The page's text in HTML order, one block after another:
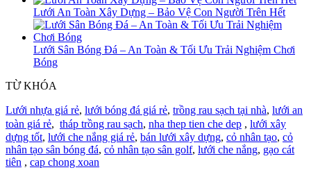
Lưới An Toàn Xây Dựng – Bảo Vệ Con Người Trên Hết
Lưới Sân Bóng Đá – An Toàn & Tối Ưu Trải Nghiệm Chơi
Bóng
TỪ KHÓA
Lưới nhựa giá rẻ, lưới bóng đá giá rẻ, trồng rau sạch tại nhà, lưới an
toàn giá rẻ, tháp trồng rau sạch, nha thep tien che dep , lưới xây
dựng tốt, lưới che nắng giá rẻ, bán lưới xây dựng, cỏ nhân tạo, cỏ
nhân tạo sân bóng đá, cỏ nhân tạo sân golf, lưới che nắng, gạo cát
tiên , cap chong xoan